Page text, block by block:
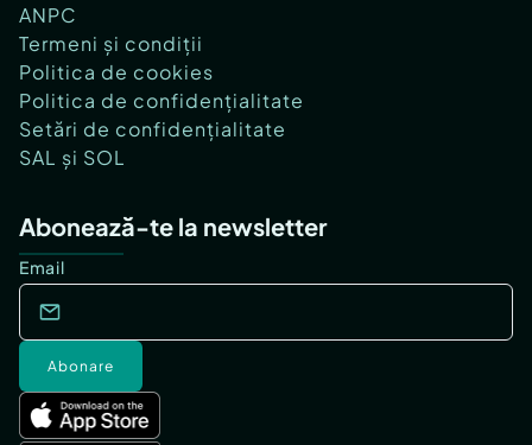
ANPC
Termeni și condiții
Politica de cookies
Politica de confidențialitate
Setări de confidențialitate
SAL și SOL
Abonează-te la newsletter
Email
Abonare